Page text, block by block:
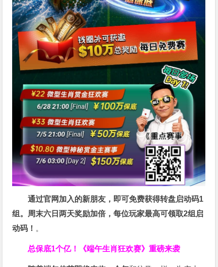
通过官网加入的新朋友，即可免费获得转盘启动码1
组。周末六日两天奖励加倍，每位玩家最高可领取2组启
动码！ 。
总保底1个亿！ 《端午生肖狂欢赛》重磅来袭